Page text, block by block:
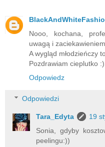
Nooo, kochana,
uwagą i
A wygląd młodzieńczy
Pozdrawiam cieplutko
Odpowiedz
Odpowiedzi
Tara_Edyta
19
Sonia, gdyby
peelingu:))